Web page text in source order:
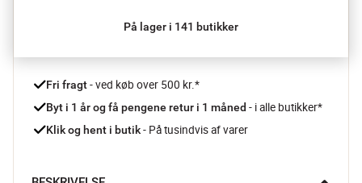
På lager i 141 butikker
Fri fragt - ved køb over 500 kr.*
Byt i 1 år og få pengene retur i 1 måned - i alle butikker*
Klik og hent i butik - På tusindvis af varer